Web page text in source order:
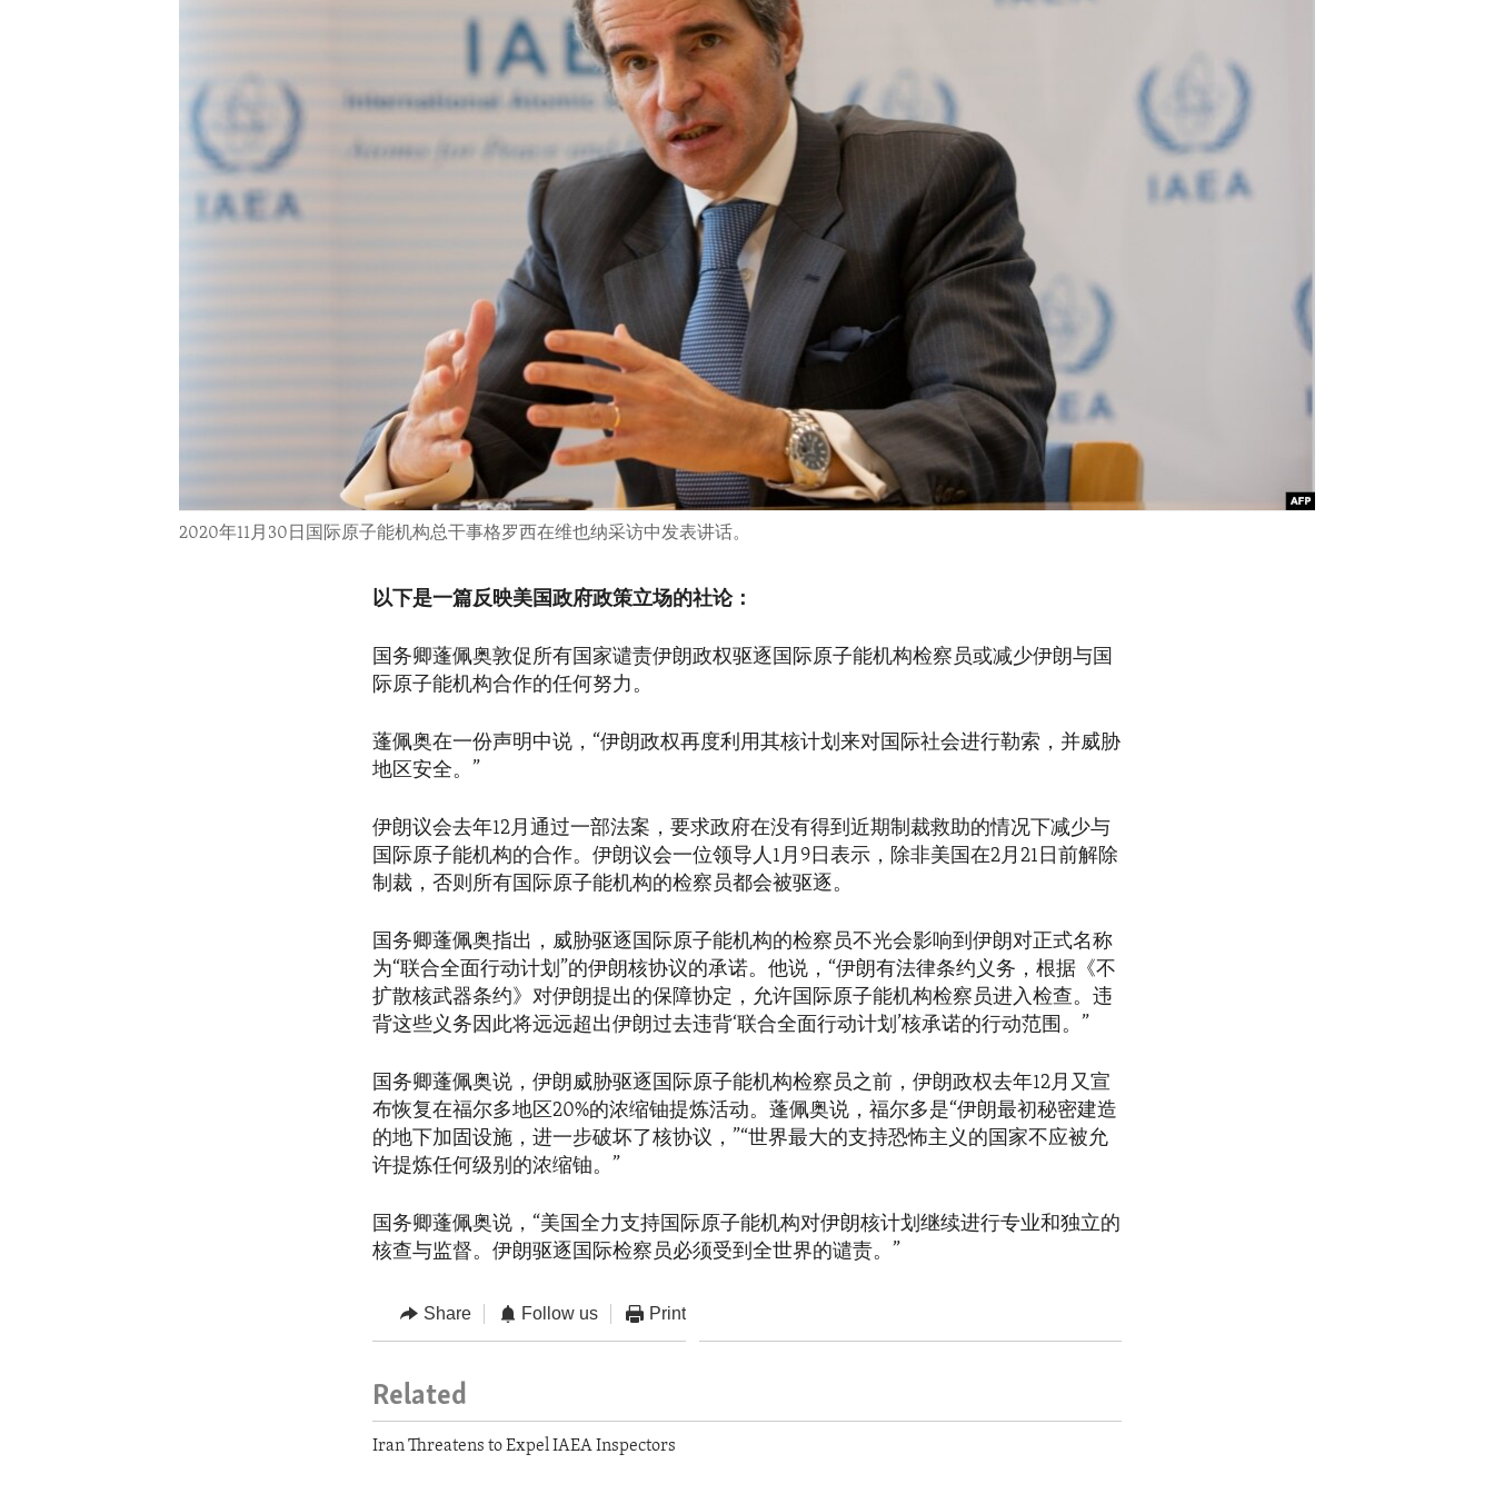
2020年11月30日国际原子能机构总干事格罗西在维也纳采访中发表讲话。
以下是一篇反映美国政府政策立场的社论：
国务卿蓬佩奥敦促所有国家谴责伊朗政权驱逐国际原子能机构检察员或减少伊朗与国
际原子能机构合作的任何努力。
蓬佩奥在一份声明中说，“伊朗政权再度利用其核计划来对国际社会进行勒索，并威胁
地区安全。”
伊朗议会去年12月通过一部法案，要求政府在没有得到近期制裁救助的情况下减少与
国际原子能机构的合作。伊朗议会一位领导人1月9日表示，除非美国在2月21日前解除
制裁，否则所有国际原子能机构的检察员都会被驱逐。
国务卿蓬佩奥指出，威胁驱逐国际原子能机构的检察员不光会影响到伊朗对正式名称
为“联合全面行动计划”的伊朗核协议的承诺。他说，“伊朗有法律条约义务，根据《不
扩散核武器条约》对伊朗提出的保障协定，允许国际原子能机构检察员进入检查。违
背这些义务因此将远远超出伊朗过去违背‘联合全面行动计划’核承诺的行动范围。”
国务卿蓬佩奥说，伊朗威胁驱逐国际原子能机构检察员之前，伊朗政权去年12月又宣
布恢复在福尔多地区20%的浓缩铀提炼活动。蓬佩奥说，福尔多是“伊朗最初秘密建造
的地下加固设施，进一步破坏了核协议，”“世界最大的支持恐怖主义的国家不应被允
许提炼任何级别的浓缩铀。”
国务卿蓬佩奥说，“美国全力支持国际原子能机构对伊朗核计划继续进行专业和独立的
核查与监督。伊朗驱逐国际检察员必须受到全世界的谴责。”
Share Follow us Print
Related
Iran Threatens to Expel IAEA Inspectors